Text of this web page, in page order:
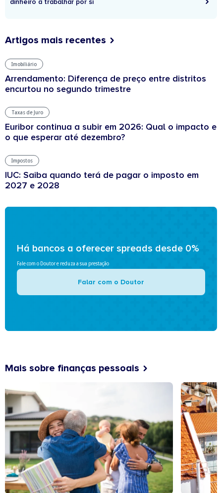
dinheiro a trabalhar por si
Artigos mais recentes
Imobiliário
Arrendamento: Diferença de preço entre distritos
encurtou no segundo trimestre
Taxas de Juro
Euribor continua a subir em 2026: Qual o impacto e
o que esperar até dezembro?
Impostos
IUC: Saiba quando terá de pagar o imposto em
2027 e 2028
Há bancos a oferecer spreads desde 0%
Fale com o Doutor e reduza a sua prestação
Falar com o Doutor
Mais sobre finanças pessoais